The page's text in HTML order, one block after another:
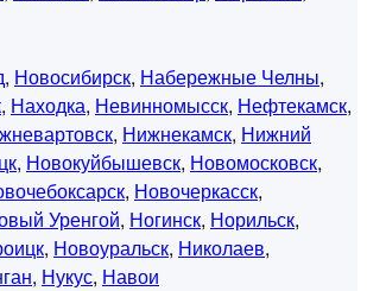
, Новосибирск, Набережные Челны,
, Находка, Невинномысск, Нефтекамск,
, Нижнекамск, Нижний
, Новокуйбышевск, Новомосковск,
, Новочеркасск,
Уренгой, Ногинск, Норильск,
, Новоуральск, Николаев,
, Нукус, Навои